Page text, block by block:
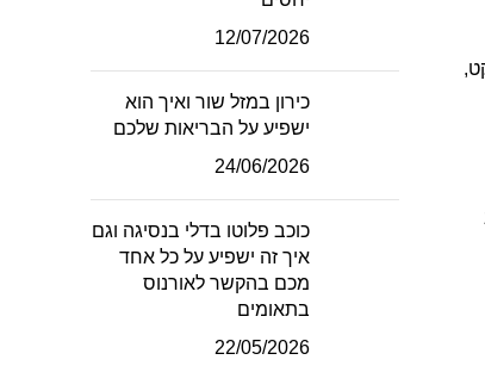
12/07/2026
כירון במזל שור ואיך הוא
ישפיע על הבריאות שלכם
24/06/2026
כוכב פלוטו בדלי בנסיגה וגם
איך זה ישפיע על כל אחד
מכם בהקשר לאורנוס
בתאומים
22/05/2026